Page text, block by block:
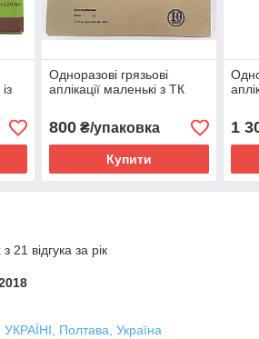
Одноразові грязьові
аплікації маленькі з ТК
800₴/упаковка
Купити
1
21 відгука за рік
УКРАЇНІ, Полтава, Україна